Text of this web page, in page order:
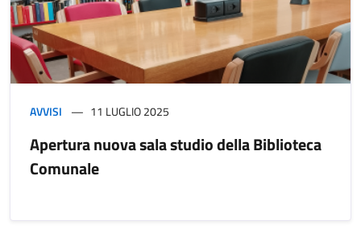
AVVISI 11 LUGLIO 2025
Apertura nuova sala studio della Biblioteca
Comunale